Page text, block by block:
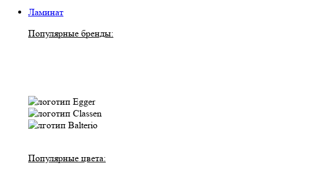
Ламинат
Популярные бренды:
Популярные цвета: